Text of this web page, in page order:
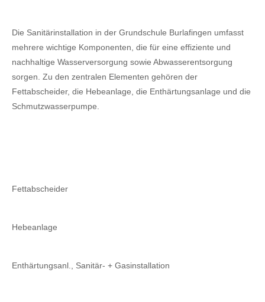
Die Sanitärinstallation in der Grundschule Burlafingen umfasst
mehrere wichtige Komponenten, die für eine effiziente und
nachhaltige Wasserversorgung sowie Abwasserentsorgung
sorgen. Zu den zentralen Elementen gehören der
Fettabscheider, die Hebeanlage, die Enthärtungsanlage und die
Schmutzwasserpumpe.
Fettabscheider
Hebeanlage
Enthärtungsanl., Sanitär- + Gasinstallation